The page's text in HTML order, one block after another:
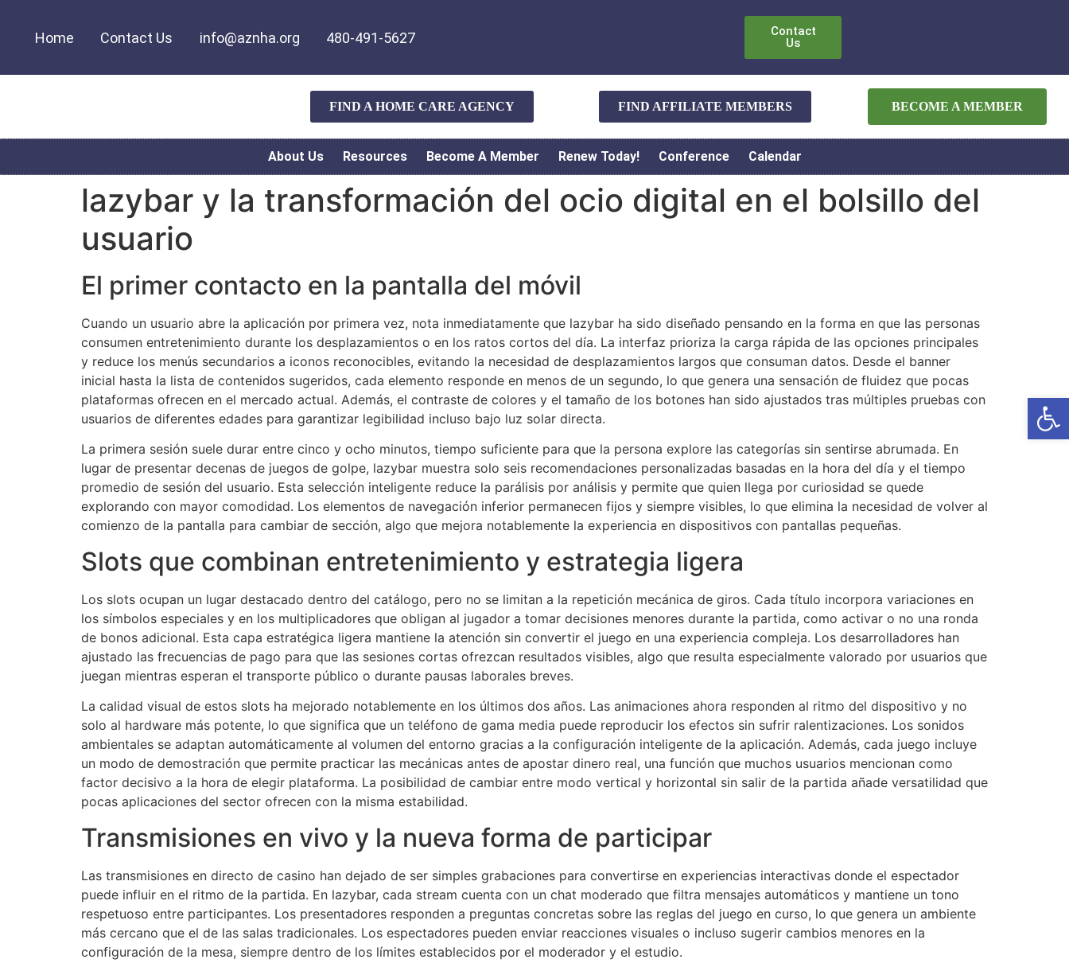
Home Contact Us info@aznha.org 480-491-5627
Contact
Us
FIND A HOME CARE AGENCY FIND AFFILIATE MEMBERS BECOME A MEMBER
About Us Resources Become A Member Renew Today! Conference Calendar
lazybar y la transformación del ocio digital en el bolsillo del
usuario
El primer contacto en la pantalla del móvil
Cuando un usuario abre la aplicación por primera vez, nota inmediatamente que lazybar ha sido diseñado pensando en la forma en que las personas
consumen entretenimiento durante los desplazamientos o en los ratos cortos del día. La interfaz prioriza la carga rápida de las opciones principales
y reduce los menús secundarios a iconos reconocibles, evitando la necesidad de desplazamientos largos que consuman datos. Desde el banner
inicial hasta la lista de contenidos sugeridos, cada elemento responde en menos de un segundo, lo que genera una sensación de fluidez que pocas
plataformas ofrecen en el mercado actual. Además, el contraste de colores y el tamaño de los botones han sido ajustados tras múltiples pruebas con
usuarios de diferentes edades para garantizar legibilidad incluso bajo luz solar directa.
La primera sesión suele durar entre cinco y ocho minutos, tiempo suficiente para que la persona explore las categorías sin sentirse abrumada. En
lugar de presentar decenas de juegos de golpe, lazybar muestra solo seis recomendaciones personalizadas basadas en la hora del día y el tiempo
promedio de sesión del usuario. Esta selección inteligente reduce la parálisis por análisis y permite que quien llega por curiosidad se quede
explorando con mayor comodidad. Los elementos de navegación inferior permanecen fijos y siempre visibles, lo que elimina la necesidad de volver al
comienzo de la pantalla para cambiar de sección, algo que mejora notablemente la experiencia en dispositivos con pantallas pequeñas.
Slots que combinan entretenimiento y estrategia ligera
Los slots ocupan un lugar destacado dentro del catálogo, pero no se limitan a la repetición mecánica de giros. Cada título incorpora variaciones en
los símbolos especiales y en los multiplicadores que obligan al jugador a tomar decisiones menores durante la partida, como activar o no una ronda
de bonos adicional. Esta capa estratégica ligera mantiene la atención sin convertir el juego en una experiencia compleja. Los desarrolladores han
ajustado las frecuencias de pago para que las sesiones cortas ofrezcan resultados visibles, algo que resulta especialmente valorado por usuarios que
juegan mientras esperan el transporte público o durante pausas laborales breves.
La calidad visual de estos slots ha mejorado notablemente en los últimos dos años. Las animaciones ahora responden al ritmo del dispositivo y no
solo al hardware más potente, lo que significa que un teléfono de gama media puede reproducir los efectos sin sufrir ralentizaciones. Los sonidos
ambientales se adaptan automáticamente al volumen del entorno gracias a la configuración inteligente de la aplicación. Además, cada juego incluye
un modo de demostración que permite practicar las mecánicas antes de apostar dinero real, una función que muchos usuarios mencionan como
factor decisivo a la hora de elegir plataforma. La posibilidad de cambiar entre modo vertical y horizontal sin salir de la partida añade versatilidad que
pocas aplicaciones del sector ofrecen con la misma estabilidad.
Transmisiones en vivo y la nueva forma de participar
Las transmisiones en directo de casino han dejado de ser simples grabaciones para convertirse en experiencias interactivas donde el espectador
puede influir en el ritmo de la partida. En lazybar, cada stream cuenta con un chat moderado que filtra mensajes automáticos y mantiene un tono
respetuoso entre participantes. Los presentadores responden a preguntas concretas sobre las reglas del juego en curso, lo que genera un ambiente
más cercano que el de las salas tradicionales. Los espectadores pueden enviar reacciones visuales o incluso sugerir cambios menores en la
configuración de la mesa, siempre dentro de los límites establecidos por el moderador y el estudio.